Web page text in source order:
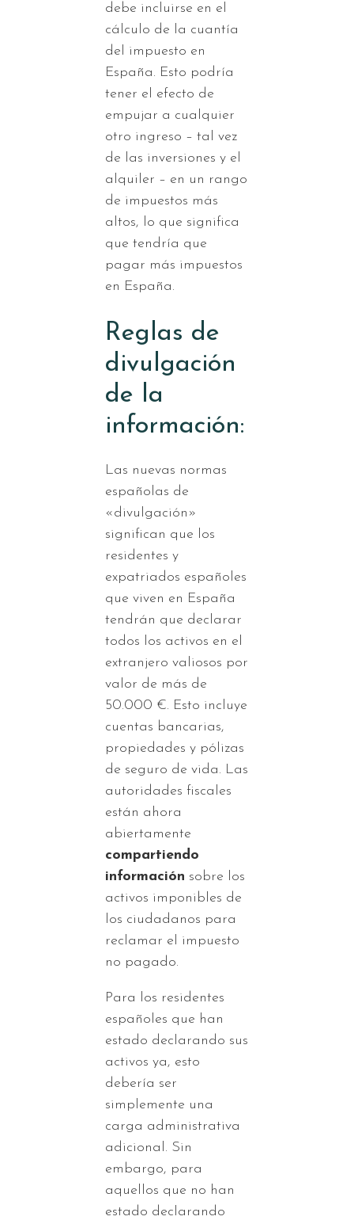
debe incluirse en el
cálculo de la cuantía
del impuesto en
España. Esto podría
tener el efecto de
empujar a cualquier
otro ingreso – tal vez
de las inversiones y el
alquiler – en un rango
de impuestos más
altos, lo que significa
que tendría que
pagar más impuestos
en España.
Reglas de
divulgación
de la
información:
Las nuevas normas
españolas de
«divulgación»
significan que los
residentes y
expatriados españoles
que viven en España
tendrán que declarar
todos los activos en el
extranjero valiosos por
valor de más de
50.000 €. Esto incluye
cuentas bancarias,
propiedades y pólizas
de seguro de vida. Las
autoridades fiscales
están ahora
abiertamente
compartiendo
información sobre los
activos imponibles de
los ciudadanos para
reclamar el impuesto
no pagado.
Para los residentes
españoles que han
estado declarando sus
activos ya, esto
debería ser
simplemente una
carga administrativa
adicional. Sin
embargo, para
aquellos que no han
estado declarando